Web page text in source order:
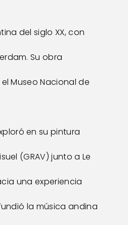
del siglo XX, con
Su obra
Museo Nacional de
en su pintura
(GRAV) junto a Le
una experiencia
la música andina